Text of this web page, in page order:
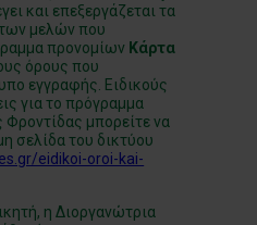
και επεξεργάζεται τα
μελών που
προνομίων Κάρτα
όρους που
εγγραφής. Ειδικούς
για το πρόγραμμα
μπορείτε να
σελίδα του δικτύου
eidikoi-oroi-kai-
η Διοργανώτρια